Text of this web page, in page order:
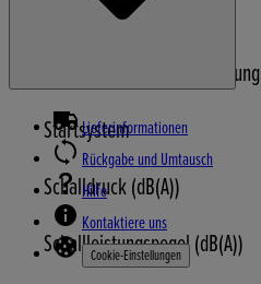
Tankvolumen (L)
Betriebsdauer pro Tankfüllung
Startsystem
Schalldruck (dB(A))
Schallleistungspegel (dB(A))
Lieferinformationen
Rückgabe und Umtausch
Hilfe
Kontaktiere uns
Cookie-Einstellungen